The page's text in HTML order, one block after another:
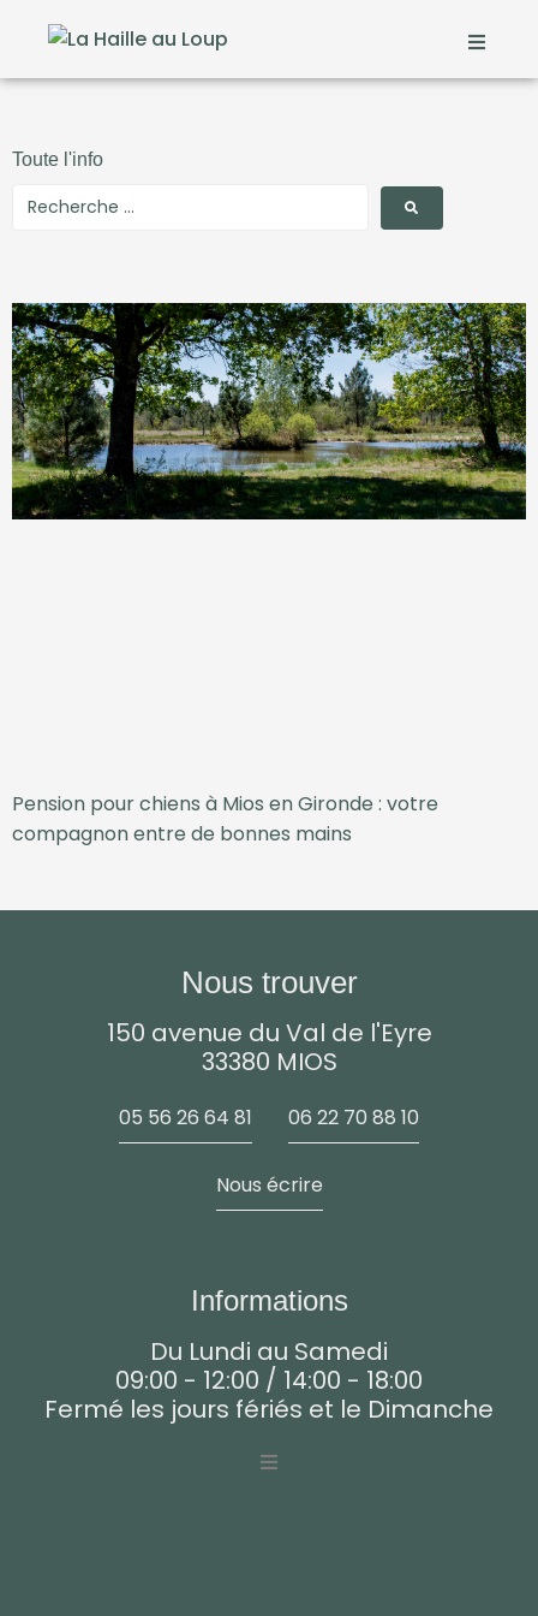
Toute l'info
Pension pour chiens à Mios en Gironde : votre
compagnon entre de bonnes mains
Nous trouver
150 avenue du Val de l'Eyre
33380 MIOS
05 56 26 64 81 06 22 70 88 10
Nous écrire
Informations
Du Lundi au Samedi
09:00 - 12:00 / 14:00 - 18:00
Fermé les jours fériés et le Dimanche